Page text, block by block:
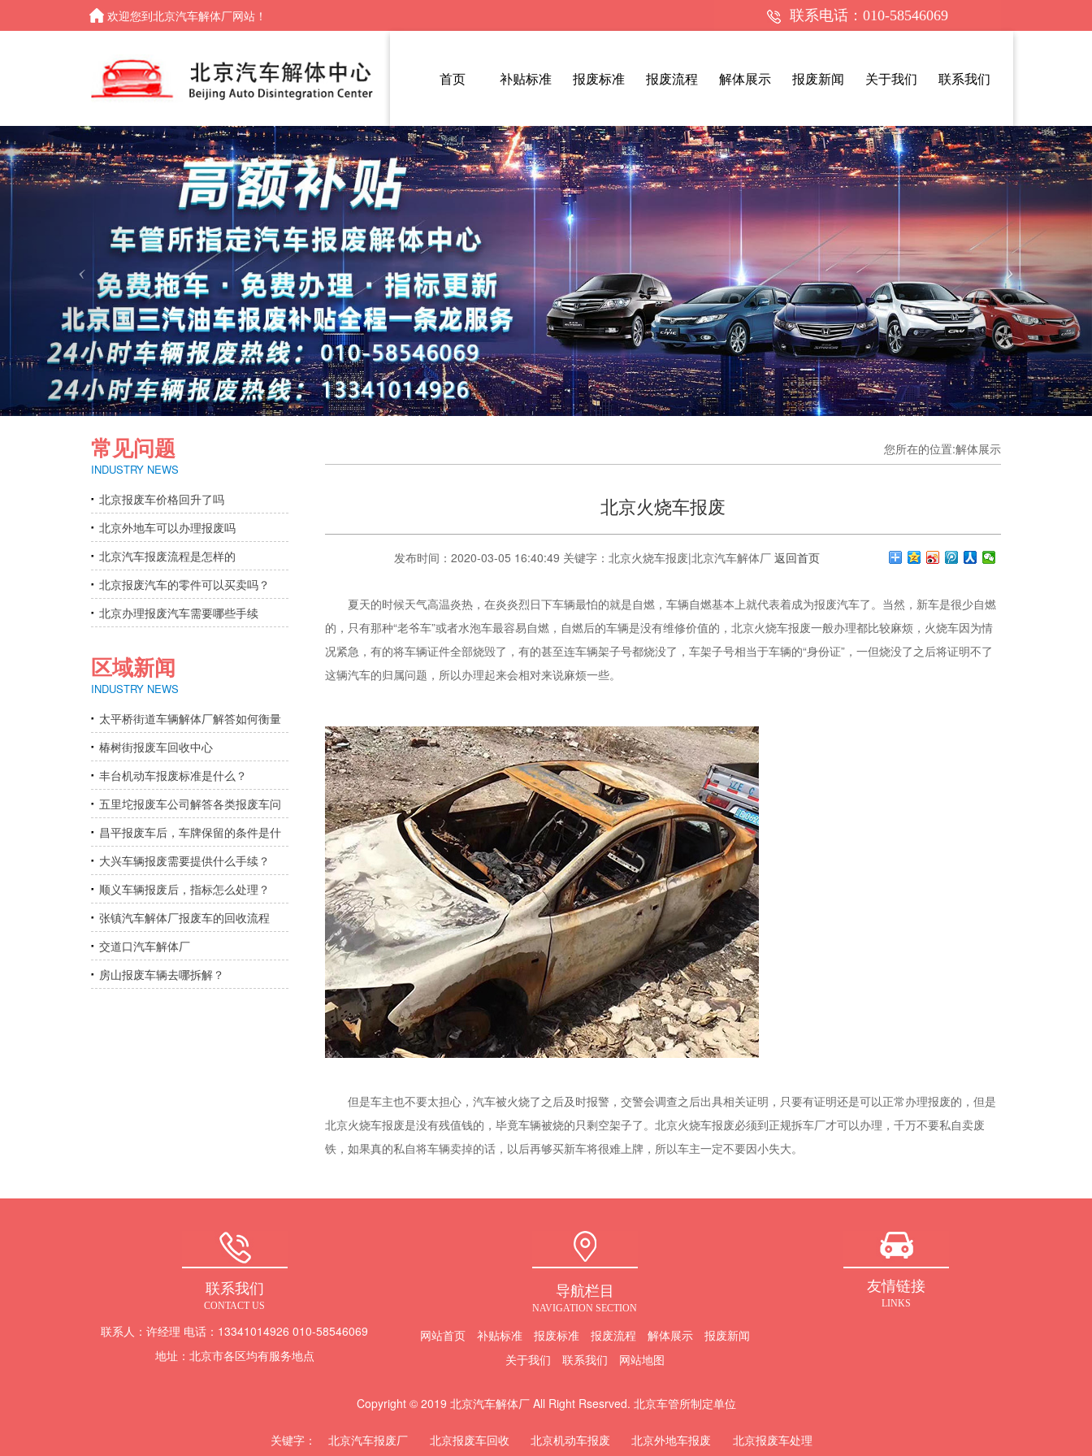
欢迎您到北京汽车解体厂网站！ 联系电话：010-58546069
首页 补贴标准 报废标准 报废流程 解体展示 报废新闻 关于我们 联系我们
常见问题
INDUSTRY NEWS
北京报废车价格回升了吗
北京外地车可以办理报废吗
北京汽车报废流程是怎样的
北京报废汽车的零件可以买卖吗？
北京办理报废汽车需要哪些手续
区域新闻
INDUSTRY NEWS
太平桥街道车辆解体厂解答如何衡量
汽车报废的标准
椿树街报废车回收中心
丰台机动车报废标准是什么？
五里坨报废车公司解答各类报废车问
题
昌平报废车后，车牌保留的条件是什
么？
大兴车辆报废需要提供什么手续？
顺义车辆报废后，指标怎么处理？
张镇汽车解体厂报废车的回收流程
交道口汽车解体厂
房山报废车辆去哪拆解？
您所在的位置:解体展示
北京火烧车报废
发布时间：2020-03-05 16:40:49 关键字：北京火烧车报废|北京汽车解体厂 返回首页
夏天的时候天气高温炎热，在炎炎烈日下车辆最怕的就是自燃，车辆自燃基本上就代表着成为报废汽车了。当然，新车是很少自燃
的，只有那种“老爷车”或者水泡车最容易自燃，自燃后的车辆是没有维修价值的，北京火烧车报废一般办理都比较麻烦，火烧车因为情
况紧急，有的将车辆证件全部烧毁了，有的甚至连车辆架子号都烧没了，车架子号相当于车辆的“身份证”，一但烧没了之后将证明不了
这辆汽车的归属问题，所以办理起来会相对来说麻烦一些。
但是车主也不要太担心，汽车被火烧了之后及时报警，交警会调查之后出具相关证明，只要有证明还是可以正常办理报废的，但是
北京火烧车报废是没有残值钱的，毕竟车辆被烧的只剩空架子了。北京火烧车报废必须到正规拆车厂才可以办理，千万不要私自卖废
铁，如果真的私自将车辆卖掉的话，以后再够买新车将很难上牌，所以车主一定不要因小失大。
联系我们
CONTACT US
联系人：许经理 电话：13341014926 010-58546069
地址：北京市各区均有服务地点
导航栏目
NAVIGATION SECTION
网站首页 补贴标准 报废标准 报废流程 解体展示
报废新闻
关于我们
联系我们 网站地图
友情链接
LINKS
Copyright © 2019 北京汽车解体厂 All Right Rsesrved. 北京车管所制定单位
关键字： 北京汽车报废厂 北京报废车回收 北京机动车报废 北京外地车报废 北京报废车处理